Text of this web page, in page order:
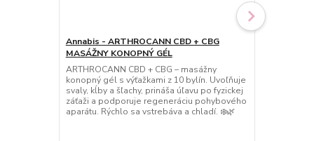
Annabis - ARTHROCANN CBD + CBG
MASÁŽNY KONOPNÝ GÉL
ARTHROCANN CBD + CBG – masážny
konopný gél s výťažkami z 10 bylín. Uvoľňuje
svaly, kĺby a šľachy, prináša úľavu po fyzickej
záťaži a podporuje regeneráciu pohybového
aparátu. Rýchlo sa vstrebáva a chladí. ❄️🌿